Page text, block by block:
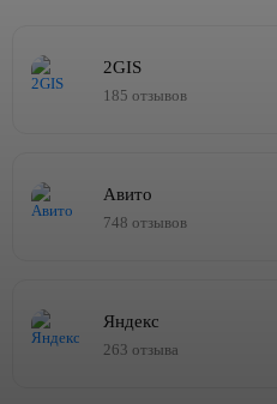
2GIS
185 отзывов
Авито
748 отзывов
Яндекс
263 отзыва